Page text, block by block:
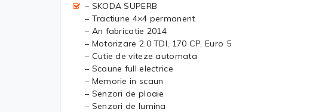
– SKODA SUPERB
– Tractiune 4×4 permanent
– An fabricatie 2014
– Motorizare 2.0 TDI, 170 CP, Euro 5
– Cutie de viteze automata
– Scaune full electrice
– Memorie in scaun
– Senzori de ploaie
– Senzori de lumina